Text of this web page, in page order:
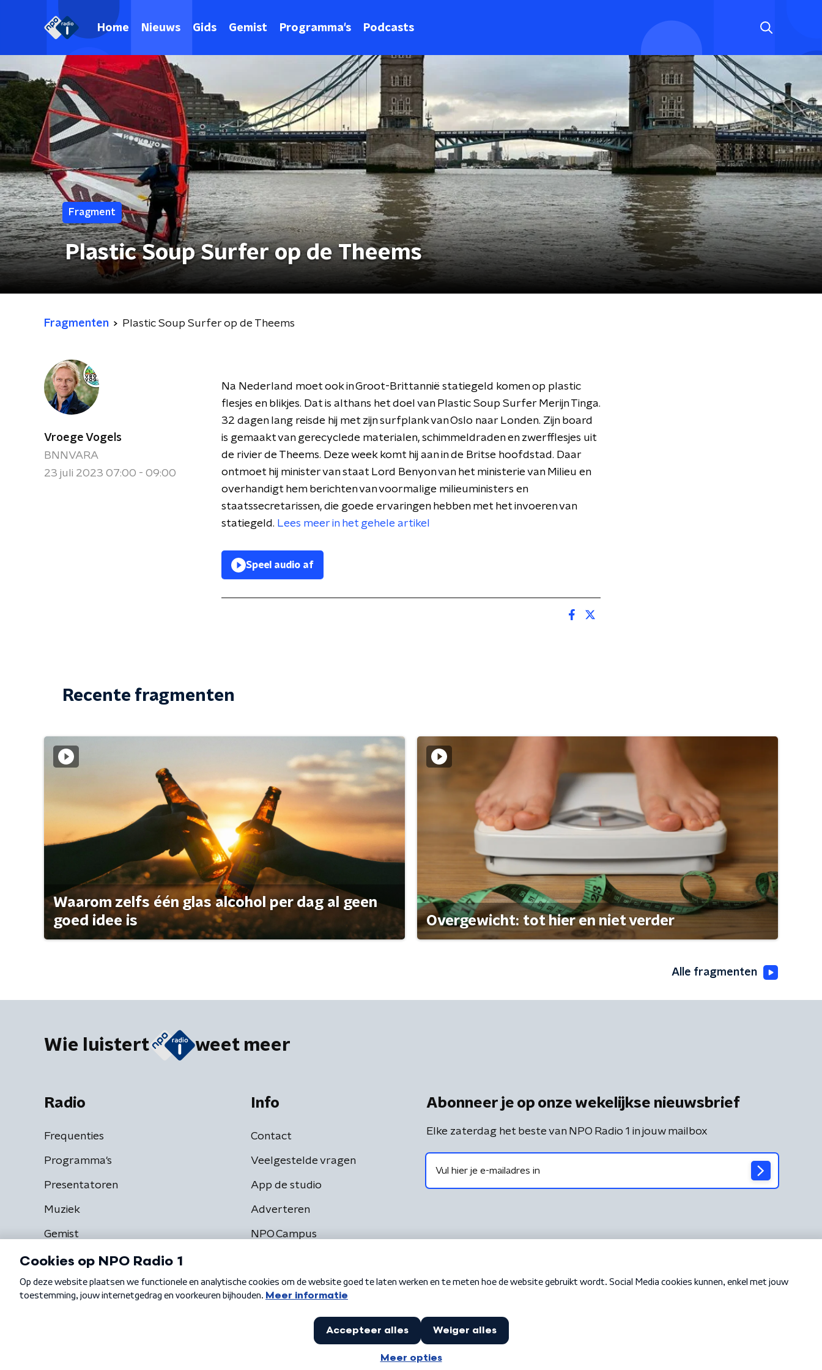
Home Nieuws Gids Gemist Programma's Podcasts
Fragment
Plastic Soup Surfer op de Theems
Fragmenten Plastic Soup Surfer op de Theems
Vroege Vogels
BNNVARA
23 juli 2023 07:00 - 09:00
Na Nederland moet ook in Groot-Brittannië statiegeld komen op plastic
flesjes en blikjes. Dat is althans het doel van Plastic Soup Surfer Merijn Tinga.
32 dagen lang reisde hij met zijn surfplank van Oslo naar Londen. Zijn board
is gemaakt van gerecyclede materialen, schimmeldraden en zwerfflesjes uit
de rivier de Theems. Deze week komt hij aan in de Britse hoofdstad. Daar
ontmoet hij minister van staat Lord Benyon van het ministerie van Milieu en
overhandigt hem berichten van voormalige milieuministers en
staatssecretarissen, die goede ervaringen hebben met het invoeren van
statiegeld. Lees meer in het gehele artikel
Speel audio af
Recente fragmenten
Waarom zelfs één glas alcohol per dag al geen
goed idee is
Overgewicht: tot hier en niet verder
Alle fragmenten
Wie luistert weet meer
Radio
Frequenties
Programma's
Presentatoren
Muziek
Gemist
Info
Contact
Veelgestelde vragen
App de studio
Adverteren
NPO Campus
Abonneer je op onze wekelijkse nieuwsbrief
Elke zaterdag het beste van NPO Radio 1 in jouw mailbox
Algemene voorwaarden Privacybeleid